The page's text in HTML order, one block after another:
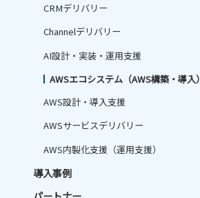
CRMデリバリー
Channelデリバリー
AI設計・実装・運用支援
AWSエコシステム（AWS構築・導入）
AWS設計・導入支援
AWSサービスデリバリー
AWS内製化支援（運用支援）
導入事例